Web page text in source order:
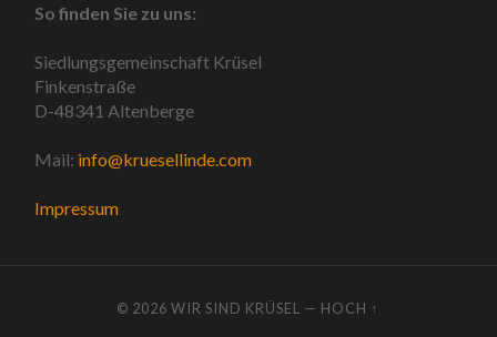
So finden Sie zu uns:
Siedlungsgemeinschaft Krüsel
Finkenstraße
D-48341 Altenberge
Mail: info@kruesellinde.com
Impressum
© 2026WIR SIND KRÜSEL — HOCH ↑